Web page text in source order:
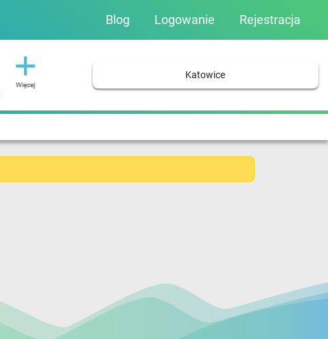
Blog Logowanie Rejestracja
Więcej
Katowice